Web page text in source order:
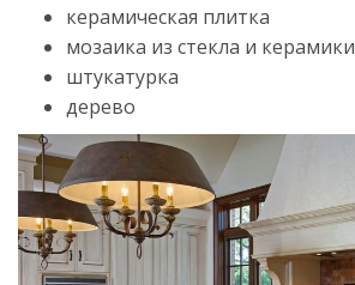
керамическая плитка
мозаика из стекла и керамики
штукатурка
дерево